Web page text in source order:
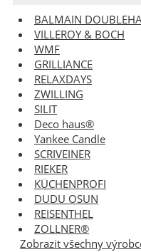
BALMAIN
VILLEROY & BOCH
WMF
GRILLIANCE
RELAXDAYS
ZWILLING
SILIT
Deco haus®
Yankee Candle
SCRIVEINER
RIEKER
KÜCHENPROFI
DUDU OSUN
REISENTHEL
ZOLLNER®
Zobrazit všechny